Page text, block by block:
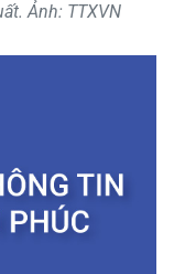
Ảnh: TTXVN